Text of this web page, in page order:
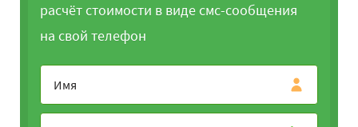
расчёт стоимости в виде смс-сообщения
на свой телефон